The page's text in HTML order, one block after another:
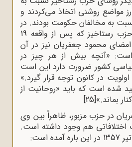
مواضع روشنی اتخاذ می‌کردند و
به مخالفان حکومت بودند. در
یکی از صورتجلسات حزب رستاخیز که پس از واقعه 19
محمود جعفریان نیز در آن
«آنچه بیش از هر چیز در
کشور ضرورت دارد این است
در کانون توجه قرار گیرد.»
شده است که باید «روحانیت از
بماند.»[25]
در حزب مزبور، ظاهراً بین وی
هم وجود داشته است.